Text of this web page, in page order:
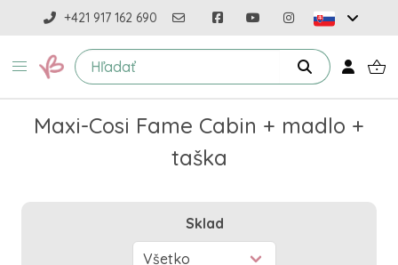
+421 917 162 690
Maxi-Cosi Fame Cabin + madlo +
taška
Sklad